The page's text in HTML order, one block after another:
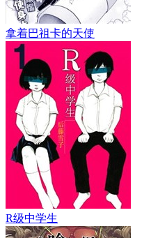
拿着巴祖卡的天使
R级中学生